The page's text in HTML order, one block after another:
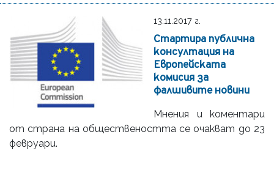
13.11.2017 г.
Стартира публична
консултация на
Европейската
комисия за
фалшивите новини
Мнения и коментари
от страна на обществеността се очакват до 23
февруари.